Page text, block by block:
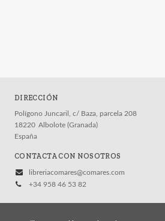
DIRECCIÓN
Polígono Juncaril, c/ Baza, parcela 208
18220 Albolote (Granada)
España
CONTACTA CON NOSOTROS
libreriacomares@comares.com
+34 958 46 53 82